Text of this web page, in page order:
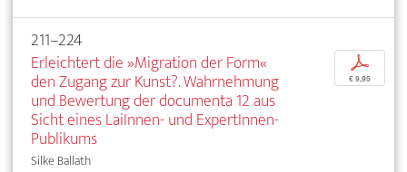
211–224
Erleichtert die »Migration der Form«
den Zugang zur Kunst?. Wahrnehmung
und Bewertung der documenta 12 aus
Sicht eines LaiInnen- und ExpertInnen-
Publikums
Silke Ballath
p
€ 9,95